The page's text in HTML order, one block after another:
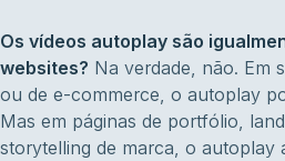
Os vídeos autoplay são
websites? Na verdade, não. Em
ou de e-commerce, o autoplay
Mas em páginas de portfólio,
storytelling de marca, o autoplay